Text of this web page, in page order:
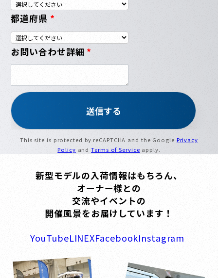
都道府県 *
お問い合わせ詳細 *
This site is protected by reCAPTCHA and the Google Privacy
Policy andTerms of Service apply.
新型モデルの入荷情報はもちろん、
オーナー様との
交流やイベントの
開催風景をお届けしています！
YouTubeLINEXFacebookInstagram